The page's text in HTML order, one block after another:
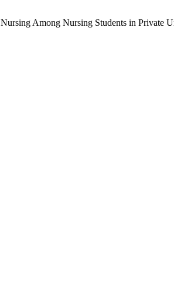
Among Nursing Students in Private